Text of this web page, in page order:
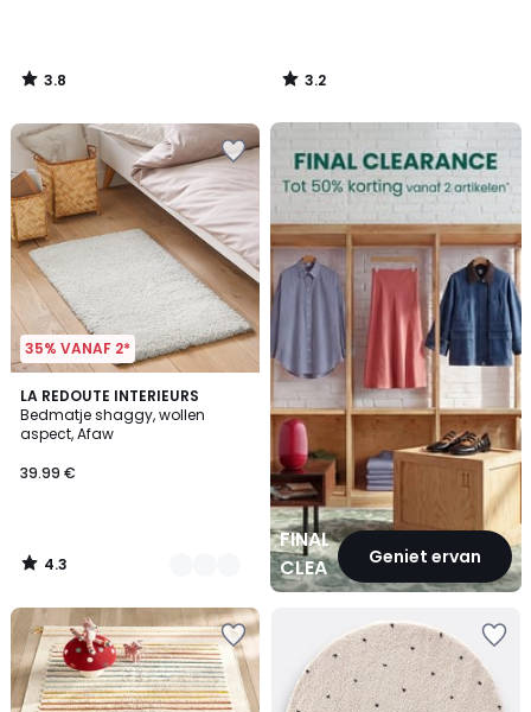
3.8
/
3.2
/
35% VANAF 2*
LA REDOUTE INTERIEURS
Bedmatje shaggy, wollen
aspect, Afaw
39.99 €
4.3
/ 5
2
Kleuren
4.3
/
FINAL
CLEARANCEGeniet ervan
FINAL
CLEARANCE